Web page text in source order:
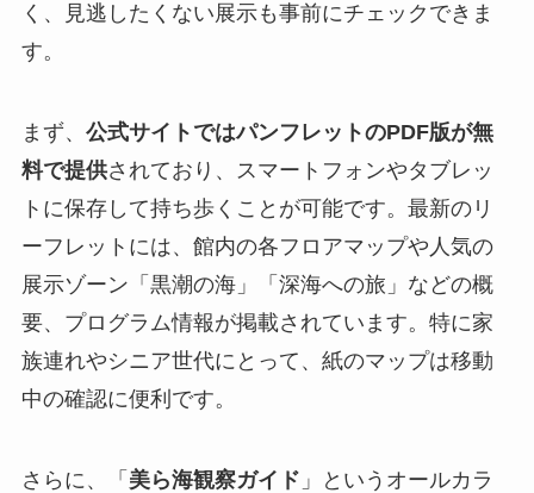
く、見逃したくない展示も事前にチェックできま
す。
まず、 公式サイトではパンフレットのPDF版が無
料で提供されており、スマートフォンやタブレッ
トに保存して持ち歩くことが可能です。最新のリ
ーフレットには、館内の各フロアマップや人気の
展示ゾーン「黒潮の海」「深海への旅」などの概
要、プログラム情報が掲載されています。特に家
族連れやシニア世代にとって、紙のマップは移動
中の確認に便利です。
さらに、「 美ら海観察ガイド 」というオールカラ